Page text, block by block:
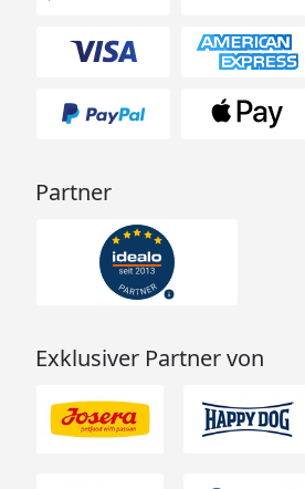
Partner
Exklusiver Partner von